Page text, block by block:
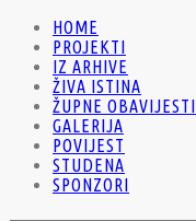
HOME
PROJEKTI
IZ ARHIVE
ŽIVA ISTINA
ŽUPNE OBAVIJESTI
GALERIJA
POVIJEST
STUDENA
SPONZORI